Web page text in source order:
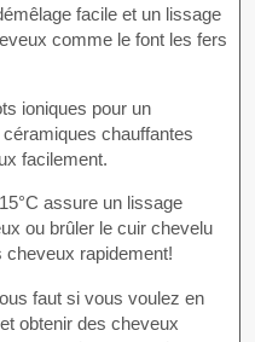
facile et un lissage
comme le font les fers
ioniques pour un
chauffantes
facilement.
assure un lissage
ou brûler le cuir chevelu
rapidement!
faut si vous voulez en
obtenir des cheveux